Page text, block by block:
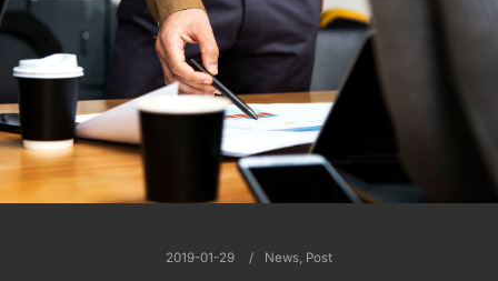
2019-01-29 News, Post